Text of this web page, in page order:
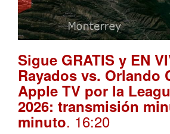
Sigue GRATIS y EN
Rayados vs. Orlando
Apple TV por la
2026: transmisión
minuto. 16:20